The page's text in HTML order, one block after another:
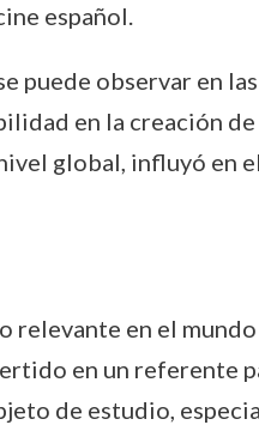
español.
puede observar en
en la creación
global, influyó en
en el mundo
en un referente
de estudio,